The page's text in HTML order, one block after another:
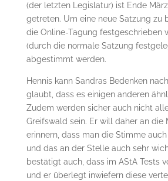
(der letzten Legislatur) ist Ende
getreten. Um eine neue Satzung zu
die Online-Tagung festgeschrieben
(durch die normale Satzung
abgestimmt werden.
Hennis kann Sandras Bedenken
glaubt, dass es einigen anderen
Zudem werden sicher auch nicht
Greifswald sein. Er will daher an die
erinnern, dass man die Stimme
und das an der Stelle auch sehr
bestätigt auch, dass im AStA Tests
und er überlegt inwiefern diese